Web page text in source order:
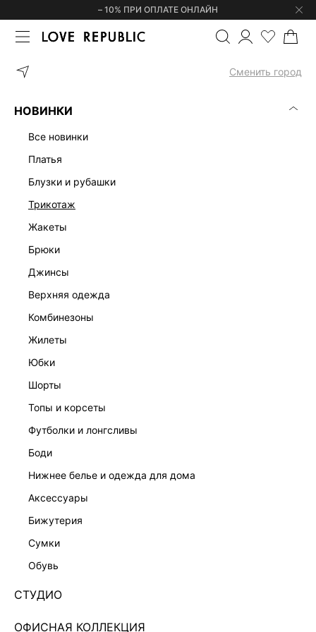
– 10% ПРИ ОПЛАТЕ ОНЛАЙН
Сменить город
НОВИНКИ
все новинки
платья
блузки и рубашки
трикотаж
жакеты
брюки
джинсы
верхняя одежда
комбинезоны
жилеты
юбки
шорты
топы и корсеты
футболки и лонгсливы
боди
нижнее белье и одежда для дома
аксессуары
бижутерия
сумки
обувь
СТУДИО
ОФИСНАЯ КОЛЛЕКЦИЯ
ГЛАВНАЯ ДЖИНСЫ SKINNY С
5358401708-102
1,150 ₽x 4 платежа с Подели